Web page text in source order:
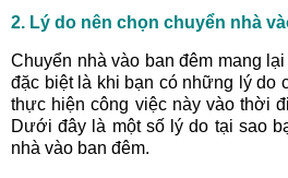
2. Lý do nên chọn chuyển nhà
Chuyển nhà vào ban đêm mang
đặc biệt là khi bạn có những lý do
thực hiện công việc này vào thời
Dưới đây là một số lý do tại sao
nhà vào ban đêm.